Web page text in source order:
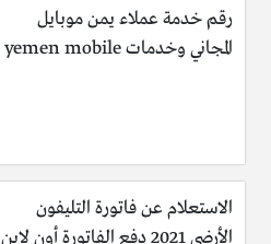
رقم خدمة عملاء يمن موبايل
المجاني وخدمات yemen mobile
الاستعلام عن فاتورة التليفون
الأرضي 2021 دفع الفاتورة أون لاين